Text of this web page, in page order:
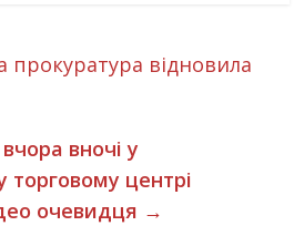
прокуратура відновила
вночі у
торговому центрі
очевидця →